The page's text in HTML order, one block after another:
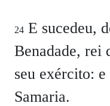
24 E sucedeu,
Benadade, rei
seu exército:
Samaria.